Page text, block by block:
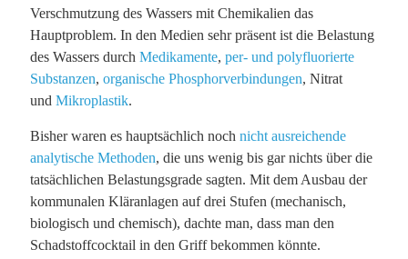
Verschmutzung des Wassers mit Chemikalien das
Hauptproblem. In den Medien sehr präsent ist die Belastung
des Wassers durch Medikamente, per- und polyfluorierte
Substanzen, organische Phosphorverbindungen, Nitrat
und Mikroplastik.
Bisher waren es hauptsächlich noch nicht ausreichende
analytische Methoden, die uns wenig bis gar nichts über die
tatsächlichen Belastungsgrade sagten. Mit dem Ausbau der
kommunalen Kläranlagen auf drei Stufen (mechanisch,
biologisch und chemisch), dachte man, dass man den
Schadstoffcocktail in den Griff bekommen könnte.